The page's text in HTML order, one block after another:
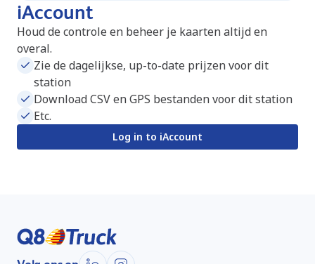
iAccount
Houd de controle en beheer je kaarten altijd en
overal.
Zie de dagelijkse, up-to-date prijzen voor dit
station
Download CSV en GPS bestanden voor dit station
Etc.
Log in to iAccount